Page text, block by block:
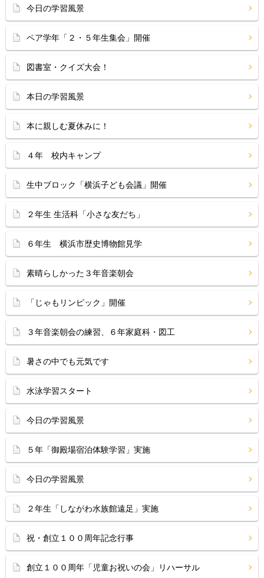
今日の学習風景
ペア学年「２・５年生集会」開催
図書室・クイズ大会！
本日の学習風景
本に親しむ夏休みに！
４年 校内キャンプ
生中ブロック「横浜子ども会議」開催
２年生 生活科「小さな友だち」
６年生 横浜市歴史博物館見学
素晴らしかった３年音楽朝会
「じゃもリンピック」開催
３年音楽朝会の練習、６年家庭科・図工
暑さの中でも元気です
水泳学習スタート
今日の学習風景
５年「御殿場宿泊体験学習」実施
今日の学習風景
２年生「しながわ水族館遠足」実施
祝・創立１００周年記念行事
創立１００周年「児童お祝いの会」リハーサル